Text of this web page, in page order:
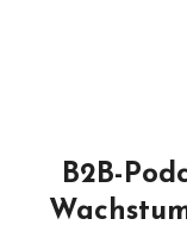
B2B-